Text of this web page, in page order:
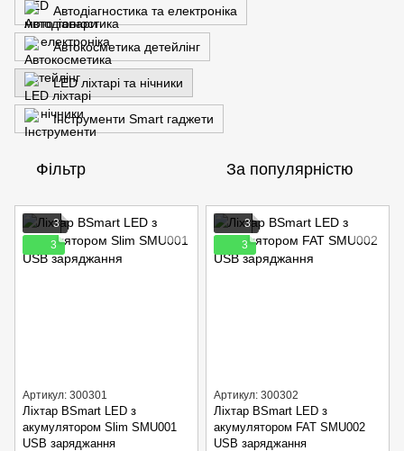
Автодіагностика та електроніка
Автокосметика детейлінг
LED ліхтарі та нічники
Інструменти Smart гаджети
Фільтр За популярністю
3
3
Артикул: 300301
Ліхтар BSmart LED з
акумулятором Slim SMU001
USB заряджання
3
3
Артикул: 300302
Ліхтар BSmart LED з
акумулятором FAT SMU002
USB заряджання